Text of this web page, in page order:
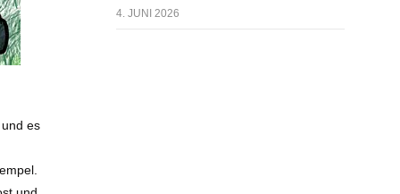
es
4. JUNI 2026